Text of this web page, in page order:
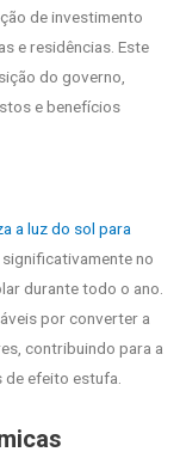
de investimento
e residências. Este
do governo,
e benefícios
a luz do sol para
no
durante todo o ano.
por converter a
contribuindo para a
de efeito estufa.